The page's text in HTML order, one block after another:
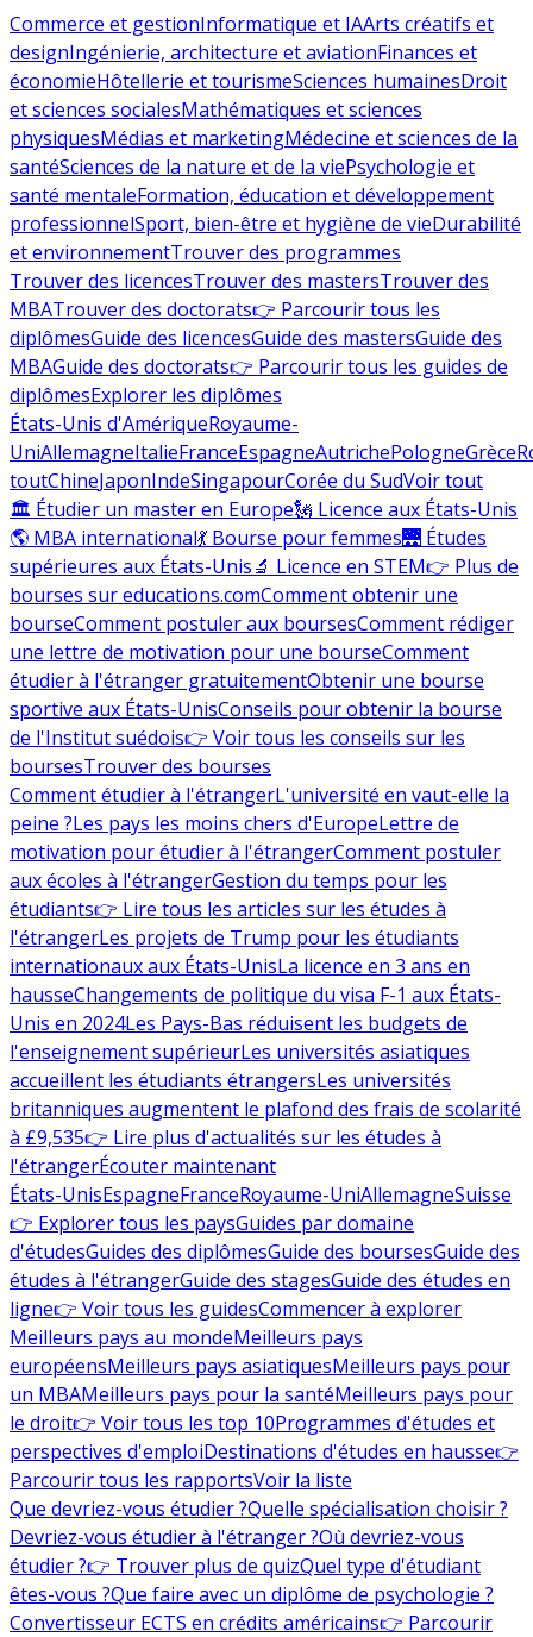
Commerce et gestionInformatique et IAArts créatifs et
designIngénierie, architecture et aviationFinances et
économieHôtellerie et tourismeSciences humainesDroit
et sciences socialesMathématiques et sciences
physiquesMédias et marketingMédecine et sciences de la
santéSciences de la nature et de la viePsychologie et
santé mentaleFormation, éducation et développement
professionnelSport, bien-être et hygiène de vieDurabilité
et environnementTrouver des programmes
Trouver des licencesTrouver des mastersTrouver des
MBATrouver des doctorats👉 Parcourir tous les
diplômesGuide des licencesGuide des mastersGuide des
MBAGuide des doctorats👉 Parcourir tous les guides de
diplômesExplorer les diplômes
États-Unis d'AmériqueRoyaume-
UniAllemagneItalieFranceEspagneAutrichePologneGrèce
toutChineJaponIndeSingapourCorée du SudVoir tout
🏛 Étudier un master en Europe🗽 Licence aux États-Unis
🌎 MBA international💃 Bourse pour femmes🌉 Études
supérieures aux États-Unis🔬 Licence en STEM👉 Plus de
bourses sur educations.comComment obtenir une
bourseComment postuler aux boursesComment rédiger
une lettre de motivation pour une bourseComment
étudier à l'étranger gratuitementObtenir une bourse
sportive aux États-UnisConseils pour obtenir la bourse
de l'Institut suédois👉 Voir tous les conseils sur les
boursesTrouver des bourses
Comment étudier à l'étrangerL'université en vaut-elle la
peine ?Les pays les moins chers d'EuropeLettre de
motivation pour étudier à l'étrangerComment postuler
aux écoles à l'étrangerGestion du temps pour les
étudiants👉 Lire tous les articles sur les études à
l'étrangerLes projets de Trump pour les étudiants
internationaux aux États-UnisLa licence en 3 ans en
hausseChangements de politique du visa F-1 aux États-
Unis en 2024Les Pays-Bas réduisent les budgets de
l'enseignement supérieurLes universités asiatiques
accueillent les étudiants étrangersLes universités
britanniques augmentent le plafond des frais de scolarité
à £9,535👉 Lire plus d'actualités sur les études à
l'étrangerÉcouter maintenant
États-UnisEspagneFranceRoyaume-UniAllemagneSuisse
👉 Explorer tous les paysGuides par domaine
d'étudesGuides des diplômesGuide des boursesGuide des
études à l'étrangerGuide des stagesGuide des études en
ligne👉 Voir tous les guidesCommencer à explorer
Meilleurs pays au mondeMeilleurs pays
européensMeilleurs pays asiatiquesMeilleurs pays pour
un MBAMeilleurs pays pour la santéMeilleurs pays pour
le droit👉 Voir tous les top 10Programmes d'études et
perspectives d'emploiDestinations d'études en hausse👉
Parcourir tous les rapportsVoir la liste
Que devriez-vous étudier ?Quelle spécialisation choisir ?
Devriez-vous étudier à l'étranger ?Où devriez-vous
étudier ?👉 Trouver plus de quizQuel type d'étudiant
êtes-vous ?Que faire avec un diplôme de psychologie ?
Convertisseur ECTS en crédits américains👉 Parcourir